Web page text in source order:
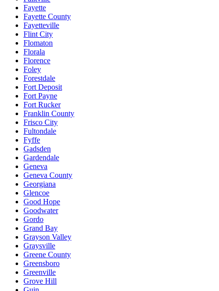
Fayette
Fayette County
Fayetteville
Flint City
Flomaton
Florala
Florence
Foley
Forestdale
Fort Deposit
Fort Payne
Fort Rucker
Franklin County
Frisco City
Fultondale
Fyffe
Gadsden
Gardendale
Geneva
Geneva County
Georgiana
Glencoe
Good Hope
Goodwater
Gordo
Grand Bay
Grayson Valley
Graysville
Greene County
Greensboro
Greenville
Grove Hill